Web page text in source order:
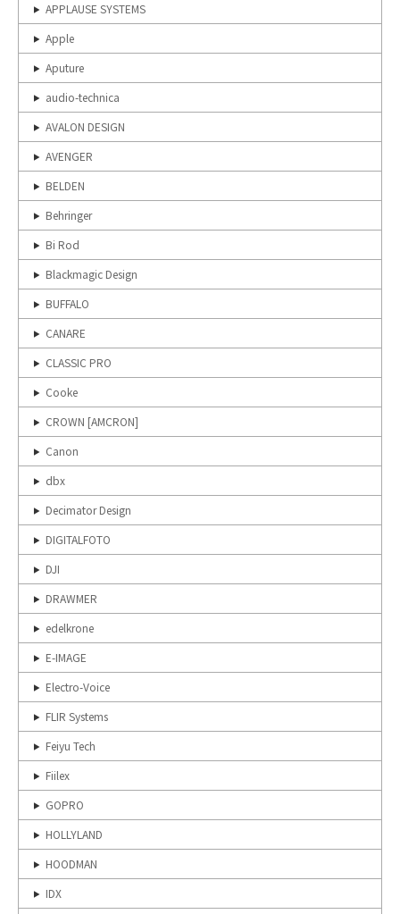
APPLAUSE SYSTEMS
Apple
Aputure
audio-technica
AVALON DESIGN
AVENGER
BELDEN
Behringer
Bi Rod
Blackmagic Design
BUFFALO
CANARE
CLASSIC PRO
Cooke
CROWN [AMCRON]
Canon
dbx
Decimator Design
DIGITALFOTO
DJI
DRAWMER
edelkrone
E-IMAGE
Electro-Voice
FLIR Systems
Feiyu Tech
Fiilex
GOPRO
HOLLYLAND
HOODMAN
IDX